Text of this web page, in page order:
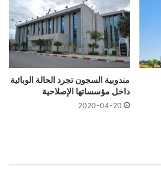
مندوبية السجون تجرد الحالة الوبائية
داخل مؤسساتها الإصلاحية
2020-04-20